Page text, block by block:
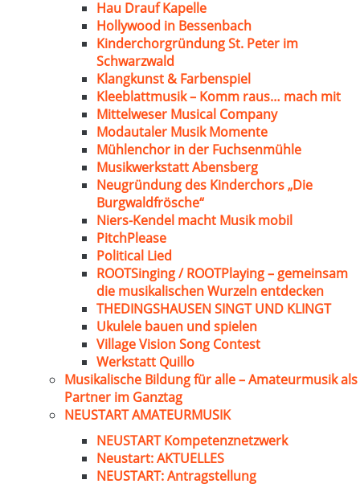
Hau Drauf Kapelle
Hollywood in Bessenbach
Kinderchorgründung St. Peter im
Schwarzwald
Klangkunst & Farbenspiel
Kleeblattmusik – Komm raus… mach mit
Mittelweser Musical Company
Modautaler Musik Momente
Mühlenchor in der Fuchsenmühle
Musikwerkstatt Abensberg
Neugründung des Kinderchors „Die
Burgwaldfrösche“
Niers-Kendel macht Musik mobil
PitchPlease
Political Lied
ROOTSinging / ROOTPlaying – gemeinsam
die musikalischen Wurzeln entdecken
THEDINGSHAUSEN SINGT UND KLINGT
Ukulele bauen und spielen
Village Vision Song Contest
Werkstatt Quillo
Musikalische Bildung für alle – Amateurmusik als
Partner im Ganztag
NEUSTART AMATEURMUSIK
NEUSTART Kompetenznetzwerk
Neustart: AKTUELLES
NEUSTART: Antragstellung